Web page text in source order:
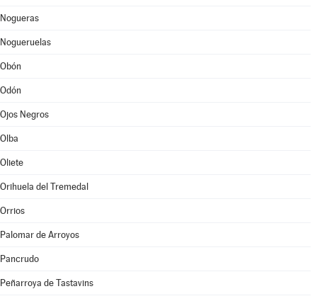
Nogueras
Nogueruelas
Obón
Odón
Ojos Negros
Olba
Oliete
Orihuela del Tremedal
Orrios
Palomar de Arroyos
Pancrudo
Peñarroya de Tastavins